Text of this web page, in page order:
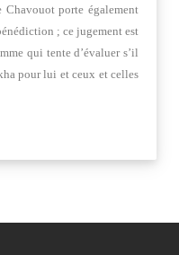
Chavouot porte également
; ce jugement est
qui tente d’évaluer s’il
pour lui et ceux et celles